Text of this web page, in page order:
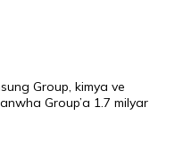
Group, kimya ve
Group’a 1.7 milyar